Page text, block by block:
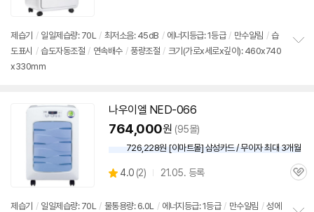
뷰
제습기 / 일일제습량: 70L / 최저소음: 45dB / 에너지등급: 1등급 / 만수알림 / 습
도표시 / 습도자동조절 / 연속배수 / 풍량조절 / 크기(가로x세로x깊이): 460x740
x330mm
나우이엘 NED-066
764,000원 (95몰)
726,228원 [이마트몰] 삼성카드 / 무이자 최대 3개월
별
4.0 (상
리
2) 21.05. 등록
관
제습기 / 일일제습량: 70L / 물통용량: 6.0L / 에너지등급: 1등급 / 만수알림 / 성에